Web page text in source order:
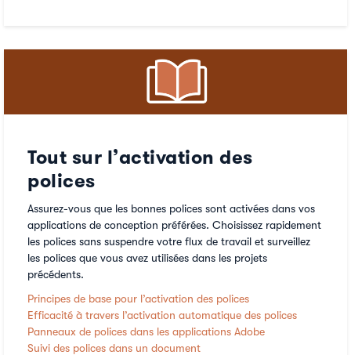
Tout sur l’activation des
polices
Assurez-vous que les bonnes polices sont activées dans vos
applications de conception préférées. Choisissez rapidement
les polices sans suspendre votre flux de travail et surveillez
les polices que vous avez utilisées dans les projets
précédents.
Principes de base pour l’activation des polices
Efficacité à travers l’activation automatique des polices
Panneaux de polices dans les applications Adobe
Suivi des polices dans un document